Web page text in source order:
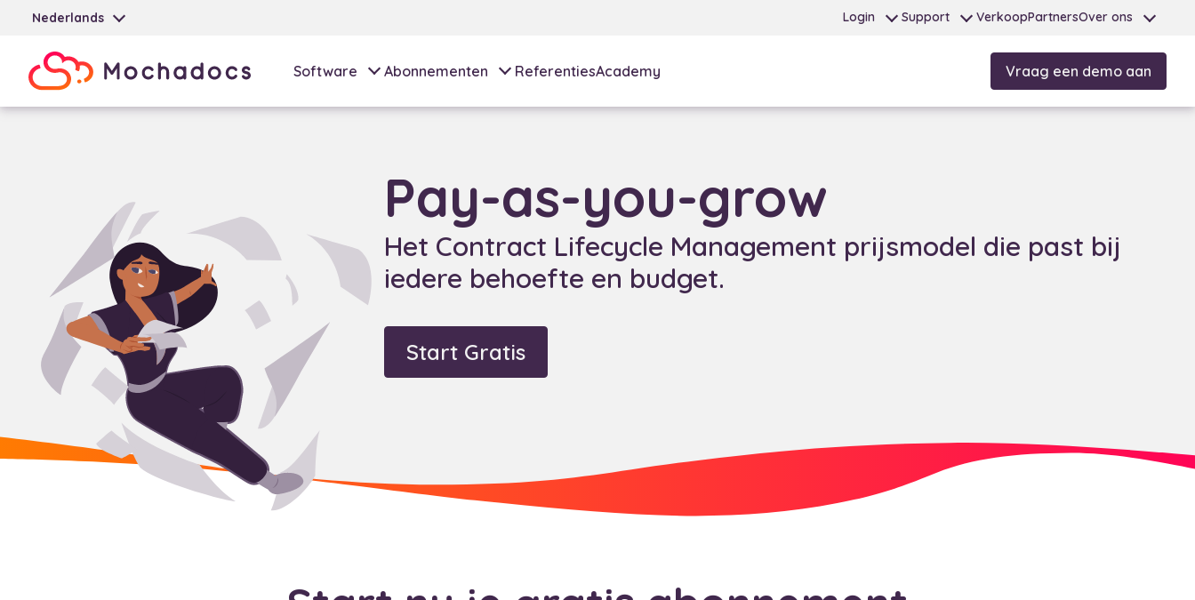
Nederlands Login Support VerkoopPartnersOver ons
Software Abonnementen ReferentiesAcademy Vraag een demo aan
Pay-as-you-grow
Het Contract Lifecycle Management prijsmodel die past bij
iedere behoefte en budget.
Start Gratis